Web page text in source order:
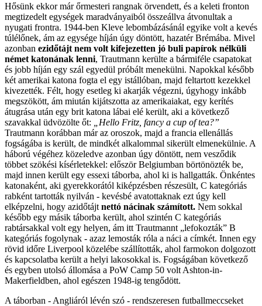
Hősünk ekkor már őrmesteri rangnak örvendett, és a keleti fronton
megtizedelt egységek maradványaiból összeállva átvonultak a
nyugati frontra. 1944-ben Kleve lebombázásánál egyike volt a kevés
túlélőnek, ám az egysége híján úgy döntött, hazatér Brémába. Mivel
azonban ezidőtájt nem volt kifejezetten jó buli papírok nélküli
német katonának lenni, Trautmann kerülte a bármiféle csapatokat
és jobb híján egy szál egyedül próbált menekülni. Napokkal később
két amerikai katona fogta el egy istállóban, majd feltartott kezekkel
kivezették. Félt, hogy esetleg ki akarják végezni, úgyhogy inkább
megszökött, ám miután kijátszotta az amerikaiakat, egy kerítés
átugrása után egy brit katona lábai elé került, aki a következő
szavakkal üdvözölte őt:
„Hello Fritz, fancy a cup of tea?”
Trautmann korábban már az oroszok, majd a francia ellenállás
fogságába is került, de mindkét alkalommal sikerült elmenekülnie. A
háború végéhez közeledve azonban úgy döntött, nem vesződik
többet szökési kísérletekkel: először Belgiumban börtönözték be,
majd innen került egy essexi táborba, ahol ki is hallgatták. Önkéntes
katonaként, aki gyerekkorától kiképzésben részesült, C kategóriás
rabként tartották nyilván - kevésbé avatottaknak ezt úgy kell
elképzelni, hogy azidőtájt nettó nácinak számított. Nem sokkal
később egy másik táborba került, ahol szintén C kategóriás
rabtársakkal volt egy helyen, ám itt Trautmannt „lefokozták” B
kategóriás fogolynak - azaz lemosták róla a náci a címkét. Innen egy
rövid időre Liverpool közelébe szállították, ahol farmokon dolgozott
és kapcsolatba került a helyi lakosokkal is. Fogságában következő
és egyben utolsó állomása a PoW Camp 50 volt Ashton-in-
Makerfieldben, ahol egészen 1948-ig tengődött.
A táborban - Angliáról lévén szó - rendszeresen futballmeccseket